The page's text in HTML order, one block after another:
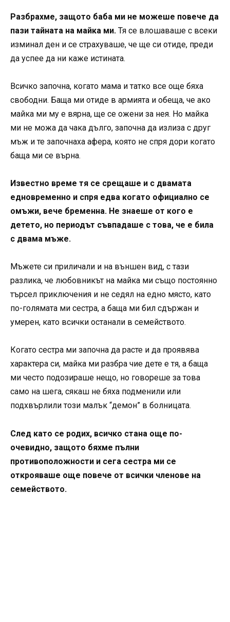
Разбрахме, защото баба ми не можеше повече да
пази тайната на майка ми. Тя се влошаваше с всеки
изминал ден и се страхуваше, че ще си отиде, преди
да успее да ни каже истината.
Всичко започна, когато мама и татко все още бяха
свободни. Баща ми отиде в армията и обеща, че ако
майка ми му е вярна, ще се ожени за нея. Но майка
ми не можа да чака дълго, започна да излиза с друг
мъж и те започнаха афера, която не спря дори когато
баща ми се върна.
Известно време тя се срещаше и с двамата
едновременно и спря едва когато официално се
омъжи, вече бременна. Не знаеше от кого е
детето, но периодът съвпадаше с това, че е била
с двама мъже.
Мъжете си приличали и на външен вид, с тази
разлика, че любовникът на майка ми също постоянно
търсел приключения и не седял на едно място, като
по-голямата ми сестра, а баща ми бил сдържан и
умерен, като всички останали в семейството.
Когато сестра ми започна да расте и да проявява
характера си, майка ми разбра чие дете е тя, а баща
ми често подозираше нещо, но говореше за това
само на шега, сякаш не бяха подменили или
подхвърлили този малък “демон” в болницата.
След като се родих, всичко стана още по-
очевидно, защото бяхме пълни
противоположности и сега сестра ми се
открояваше още повече от всички членове на
семейството.